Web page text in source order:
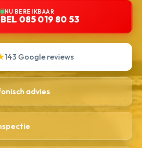
NU BEREIKBAAR
BEL 085 019 80 53
143 Google reviews
advies